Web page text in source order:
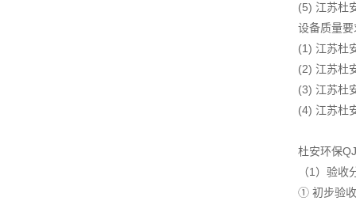
(5) 江苏杜
设备质量要
(1) 江苏杜
(2) 江苏杜
(3) 江苏杜
(4) 江苏杜
杜安环保
（1）验
① 初步验收